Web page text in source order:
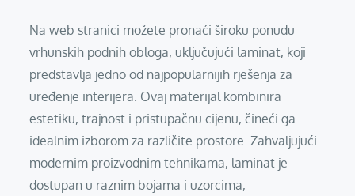
Na web stranici možete pronaći široku ponudu
vrhunskih podnih obloga, uključujući laminat, koji
predstavlja jedno od najpopularnijih rješenja za
uređenje interijera. Ovaj materijal kombinira
estetiku, trajnost i pristupačnu cijenu, čineći ga
idealnim izborom za različite prostore. Zahvaljujući
modernim proizvodnim tehnikama, laminat je
dostupan u raznim bojama i uzorcima,